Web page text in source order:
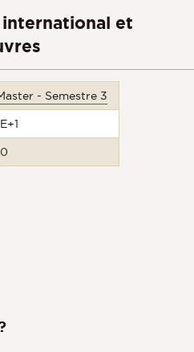
et
- Semestre 3